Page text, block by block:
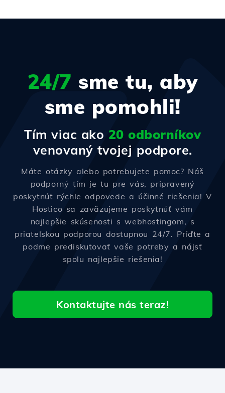
24/7 sme tu, aby
sme pomohli!
Tím viac ako 20 odborníkov
venovaný tvojej podpore.
Máte otázky alebo potrebujete pomoc? Náš
podporný tím je tu pre vás, pripravený
poskytnúť rýchle odpovede a účinné riešenia! V
Hostico sa zaväzujeme poskytnúť vám
najlepšie skúsenosti s webhostingom, s
priateľskou podporou dostupnou 24/7. Príďte a
poďme prediskutovať vaše potreby a nájsť
spolu najlepšie riešenia!
Kontaktujte nás teraz!